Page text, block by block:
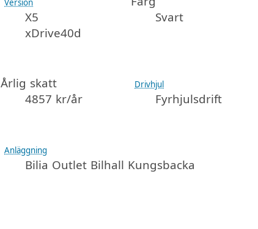
Version
X5
xDrive40d
Svart
Årlig skatt
4857 kr/år
Drivhjul
Fyrhjulsdrift
Anläggning
Bilia Outlet Bilhall Kungsbacka